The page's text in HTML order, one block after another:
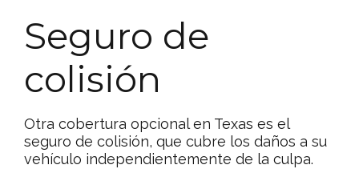
Seguro de
colisión
Otra cobertura opcional en Texas es el
seguro de colisión, que cubre los daños a su
vehículo independientemente de la culpa.